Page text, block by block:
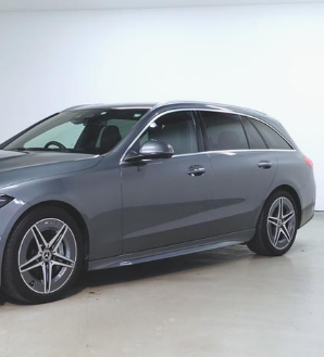
キャンセル
堺南
サーティファイドカーセンター
販売店情報
地図を見る
在庫一覧